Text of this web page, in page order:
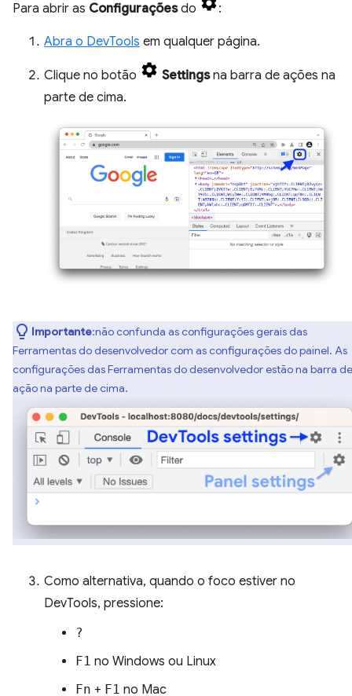
Para abrir as Configuraçõesdo :
Abra o DevTools em qualquer página.
Clique no botão Settingsna barra de ações na
parte de cima.
Importante:não confunda as configurações gerais das
Ferramentas do desenvolvedor com as configurações do painel. As
configurações das Ferramentas do desenvolvedor estão na barra de
ação na parte de cima.
Como alternativa, quando o foco estiver no
DevTools, pressione:
?
F1 no Windows ou Linux
Fn + F1 no Mac